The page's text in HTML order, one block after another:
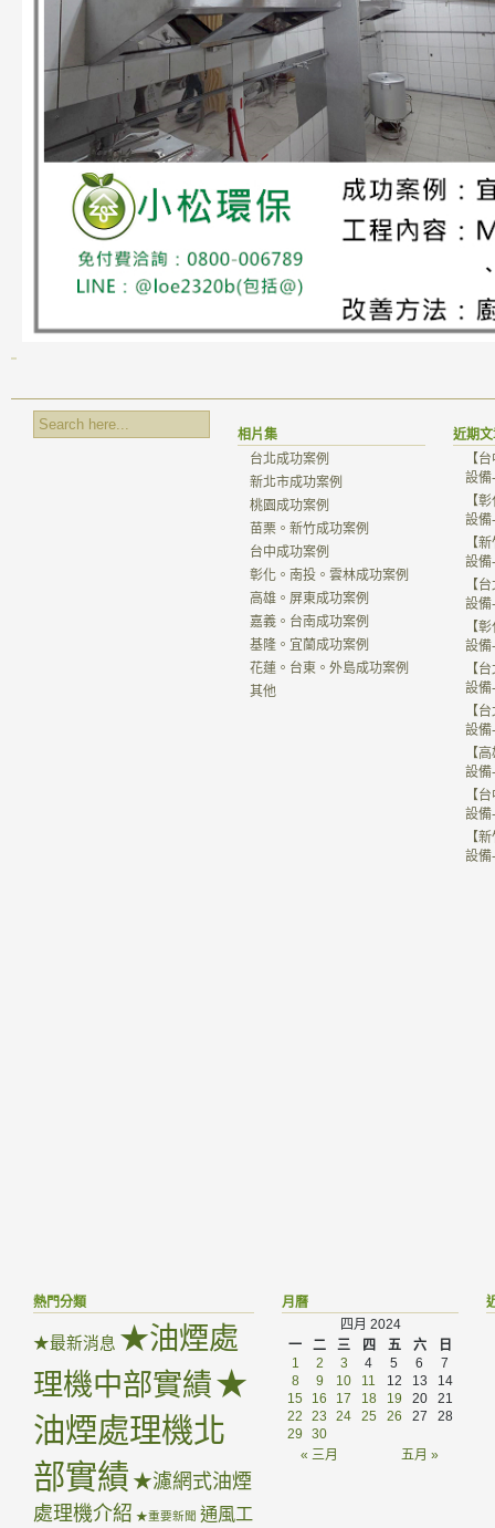
相片集
台北成功案例
新北市成功案例
桃園成功案例
苗栗。新竹成功案例
台中成功案例
彰化。南投。雲林成功案例
高雄。屏東成功案例
嘉義。台南成功案例
基隆。宜蘭成功案例
花蓮。台東。外島成功案例
其他
近期
【
設備
【
設備
【
設備
【
設備
【
設備
【
設備
【
設備
【
設備
【
設備
【
設備
熱門分類
★最新消息 ★油煙處
理機中部實績★
油煙處理機北
部實績 ★濾網式油煙
處理機介紹 ★重要新聞 通風工
月曆
四月 2024
一
二 三 四 五 六 日
« 三月 五月 »
1 2 3 4 5 6
7
8
9 10 11 12 13
14
15
16 17 18 19 20
21
22
23 24 25 26 27
28
29
30